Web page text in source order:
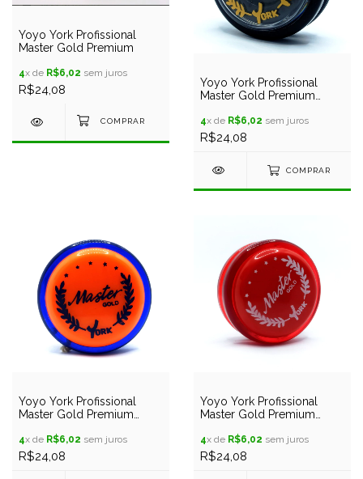
Yoyo York Profissional
Master Gold Premium
4x de R$6,02 sem juros
R$24,08
Yoyo York Profissional
Master Gold Premium
4x de R$6,02 sem juros
R$24,08
COMPRAR
Yoyo York Profissional
Master Gold Premium
4x de R$6,02 sem juros
R$24,08
Yoyo York Profissional
Master Gold Premium
4x de R$6,02 sem juros
R$24,08